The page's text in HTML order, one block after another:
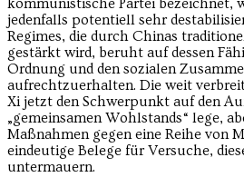
kommunistische Partei bezeichnet,
jedenfalls potentiell sehr
Regimes, die durch Chinas
gestärkt wird, beruht auf dessen
Ordnung und den sozialen
aufrechtzuerhalten. Die weit
Xi jetzt den Schwerpunkt auf den
„gemeinsamen Wohlstands“ lege,
Maßnahmen gegen eine Reihe von
eindeutige Belege für Versuche,
untermauern.